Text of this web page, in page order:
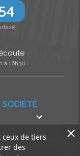
SOCIÉTÉ

à 16h30
ceux de tiers
des